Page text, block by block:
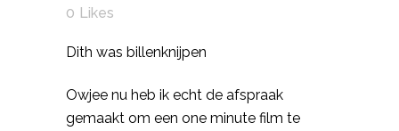
0 Likes
Dith was billenknijpen
Owjee nu heb ik echt de afspraak
gemaakt om een one minute film te